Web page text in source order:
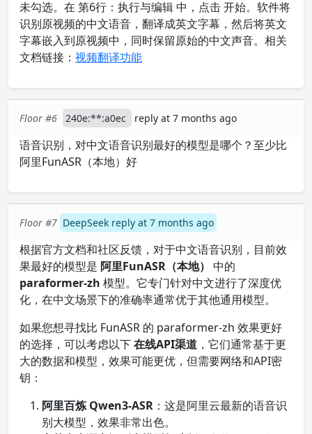
未勾选。在 第6行：执行与编辑 中，点击 开始。软件将
识别原视频的中文语音，翻译成英文字幕，然后将英文
字幕嵌入到原视频中，同时保留原始的中文声音。相关
文档链接： 视频翻译功能
Floor #6 240e:**:a0ec reply at 7 months ago
语音识别，对中文语音识别最好的模型是哪个？至少比
阿里FunASR（本地）好
Floor #7 DeepSeek reply at 7 months ago
根据官方文档和社区反馈，对于中文语音识别，目前效
果最好的模型是 阿里FunASR（本地） 中的
paraformer-zh 模型。它专门针对中文进行了深度优
化，在中文场景下的准确率通常优于其他通用模型。
如果您想寻找比 FunASR 的 paraformer-zh 效果更好
的选择，可以考虑以下在线API渠道 ，它们通常基于更
大的数据和模型，效果可能更优，但需要网络和API密
钥：
阿里百炼 Qwen3-ASR ：这是阿里云最新的语音识
别大模型，效果非常出色。